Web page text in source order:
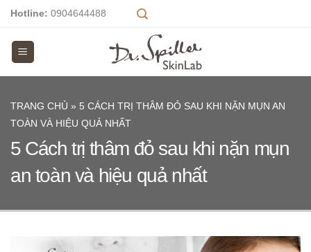
Skip
content
Hotline: 0904644488
TRANG CHỦ » 5 CÁCH TRỊ THÂM ĐỎ SAU KHI NẶN MỤN AN
TOÀN VÀ HIỆU QUẢ NHẤT
5 Cách trị thâm đỏ sau khi nặn mụn
an toàn và hiệu quả nhất